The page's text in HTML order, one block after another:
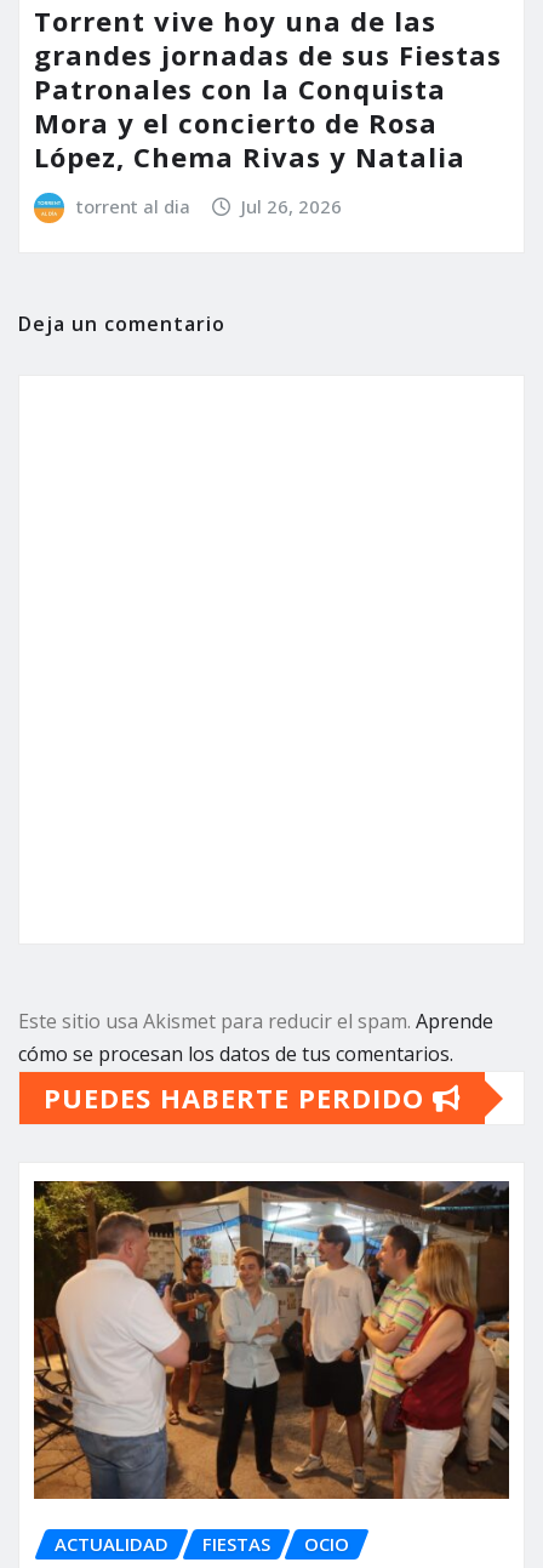
Torrent vive hoy una de las
grandes jornadas de sus Fiestas
Patronales con la Conquista
Mora y el concierto de Rosa
López, Chema Rivas y Natalia
torrent al dia Jul 26, 2026
Deja un comentario
Este sitio usa Akismet para reducir el spam. Aprende
cómo se procesan los datos de tus comentarios.
PUEDES HABERTE PERDIDO
ACTUALIDAD FIESTAS OCIO